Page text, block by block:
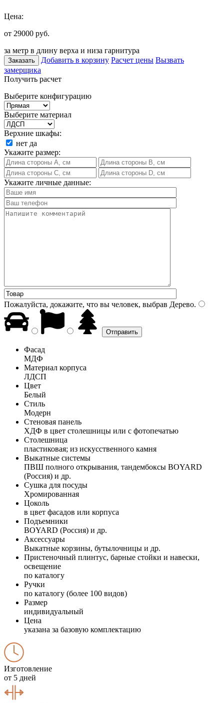
Цена:
от 29000 руб.
за метр в длину верха и низа гарнитура
Заказать Добавить в корзину Расчет цены Вызвать
замерщика
Получить расчет
Выберите конфигурацию
Выберите материал
Верхние шкафы:
нет да
Укажите размер:
Укажите личные данные:
Пожалуйста, докажите, что вы человек, выбрав Дерево.
Фасад
МДФ
Материал корпуса
ЛДСП
Цвет
Белый
Стиль
Модерн
Стеновая панель
ХДФ в цвет столешницы или с фотопечатью
Столешница
пластиковая; из искусственного камня
Выкатные системы
ПВШ полного открывания, тандембоксы BOYARD
(Россия) и др.
Сушка для посуды
Хромированная
Цоколь
в цвет фасадов или корпуса
Подъемники
BOYARD (Россия) и др.
Аксессуары
Выкатные корзины, бутылочницы и др.
Пристеночный плинтус, барные стойки и навески,
освещение
по каталогу
Ручки
по каталогу (более 100 видов)
Размер
индивидуальный
Цена
указана за базовую комплектацию
Изготовление
от 5 дней